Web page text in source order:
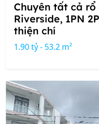
Chuyên tất cả rổ
Riverside, 1PN
thiện chí
1.90 tỷ - 53.2 m²